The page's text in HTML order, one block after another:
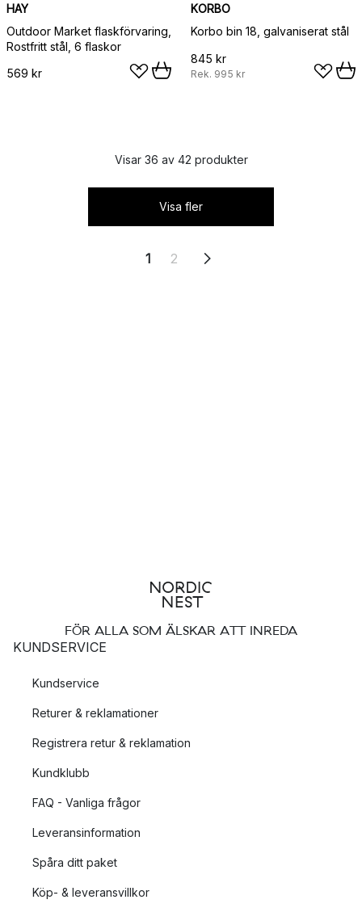
HAY
Outdoor Market flaskförvaring,
Rostfritt stål, 6 flaskor
569 kr
KORBO
Korbo bin 18, galvaniserat stål
845 kr
Rek. 995 kr
Visar 36 av 42 produkter
Visa fler
1 2
FÖR ALLA SOM ÄLSKAR ATT INREDA
KUNDSERVICE
Kundservice
Returer & reklamationer
Registrera retur & reklamation
Kundklubb
FAQ - Vanliga frågor
Leveransinformation
Spåra ditt paket
Köp- & leveransvillkor